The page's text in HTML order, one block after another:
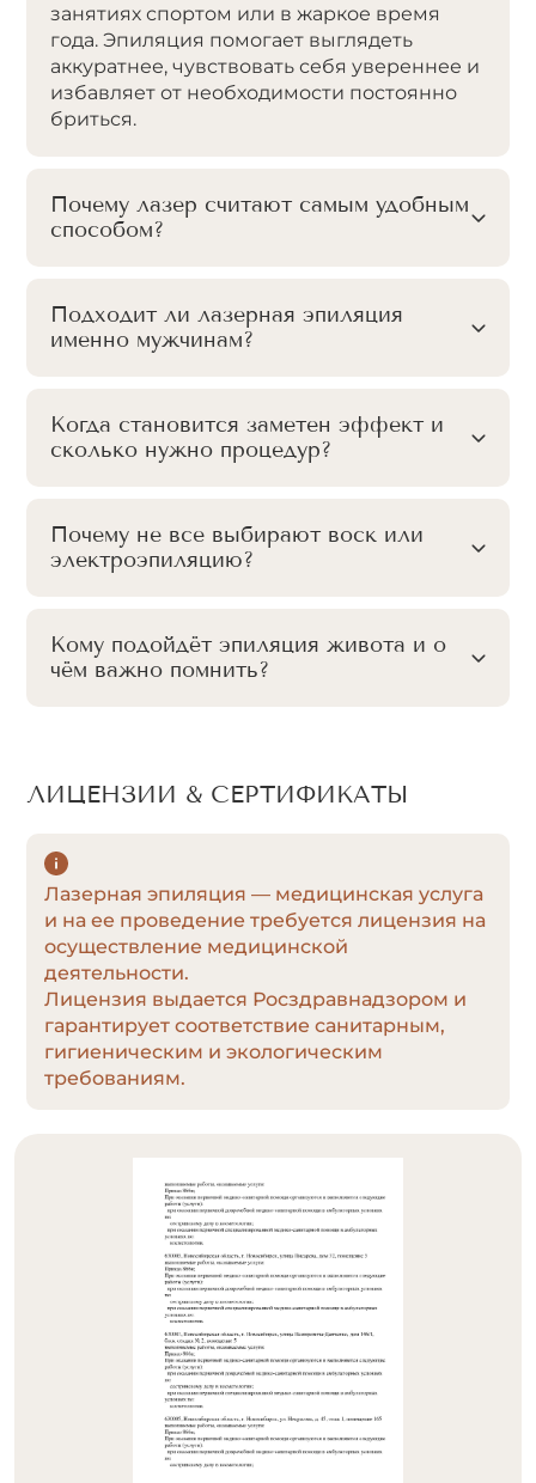
занятиях спортом или в жаркое время
года. Эпиляция помогает выглядеть
аккуратнее, чувствовать себя увереннее и
избавляет от необходимости постоянно
бриться.
Почему лазер считают самым удобным
способом?
Подходит ли лазерная эпиляция
именно мужчинам?
Когда становится заметен эффект и
сколько нужно процедур?
Почему не все выбирают воск или
электроэпиляцию?
Кому подойдёт эпиляция живота и о
чём важно помнить?
ЛИЦЕНЗИИ & СЕРТИФИКАТЫ
Лазерная эпиляция — медицинская услуга
и на ее проведение требуется лицензия на
осуществление медицинской
деятельности.
Лицензия выдается Росздравнадзором и
гарантирует соответствие санитарным,
гигиеническим и экологическим
требованиям.